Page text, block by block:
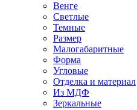
Венге
Светлые
Темные
Размер
Малогабаритные
Форма
Угловые
Отделка и материал
Из МДФ
Зеркальные